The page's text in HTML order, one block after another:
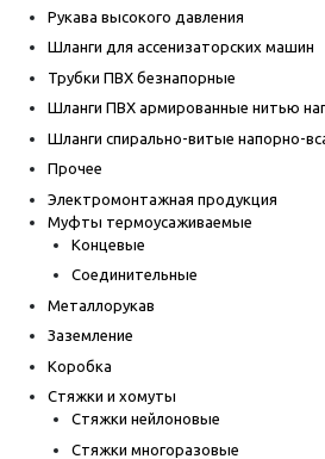
Рукава высокого давления
Шланги для ассенизаторских машин
Трубки ПВХ безнапорные
Шланги ПВХ армированные нитью
Шланги спирально-витые напорно-
Прочее
Электромонтажная продукция
Муфты термоусаживаемые
Концевые
Соединительные
Металлорукав
Заземление
Коробка
Стяжки и хомуты
Стяжки нейлоновые
Стяжки многоразовые